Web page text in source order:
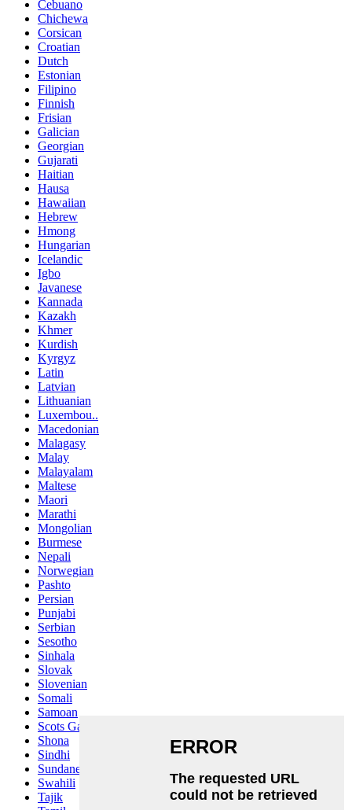
Cebuano
Chichewa
Corsican
Croatian
Dutch
Estonian
Filipino
Finnish
Frisian
Galician
Georgian
Gujarati
Haitian
Hausa
Hawaiian
Hebrew
Hmong
Hungarian
Icelandic
Igbo
Javanese
Kannada
Kazakh
Khmer
Kurdish
Kyrgyz
Latin
Latvian
Lithuanian
Luxembou..
Macedonian
Malagasy
Malay
Malayalam
Maltese
Maori
Marathi
Mongolian
Burmese
Nepali
Norwegian
Pashto
Persian
Punjabi
Serbian
Sesotho
Sinhala
Slovak
Slovenian
Somali
Samoan
Scots Gaelic
Shona
Sindhi
Sundanese
Swahili
Tajik